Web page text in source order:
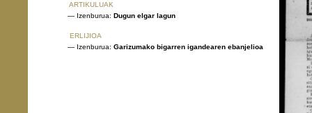
ARTIKULUAK
— Izenburua: Dugun elgar lagun
ERLIJIOA
— Izenburua: Garizumako bigarren igandearen ebanjelioa